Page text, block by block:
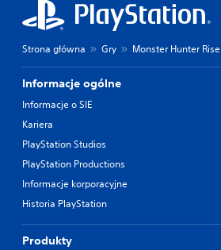
Strona główna Gry Monster Hunter Rise
Informacje ogólne
Informacje o SIE
Kariera
PlayStation Studios
PlayStation Productions
Informacje korporacyjne
Historia PlayStation
Produkty